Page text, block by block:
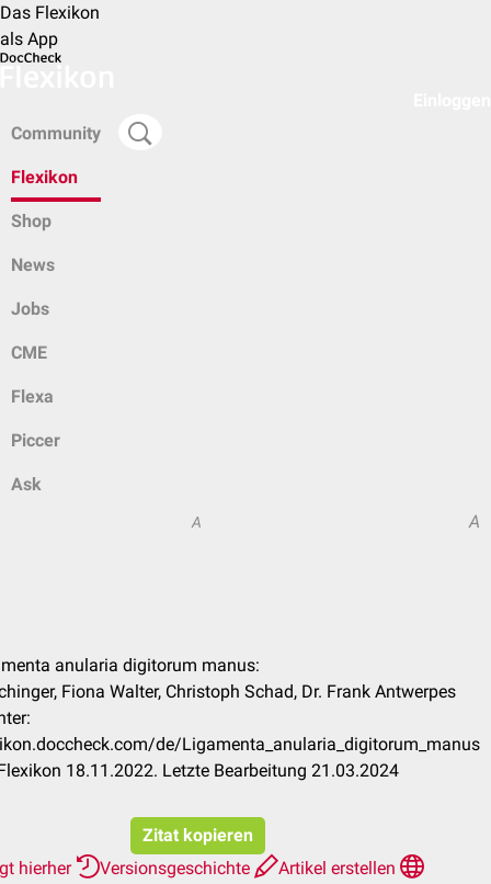
Das Flexikon
als App
Community
Flexikon
Shop
News
Jobs
CME
Flexa
Piccer
Ask
A A
anularia digitorum manus:
Fiona Walter, Christoph Schad, Dr. Frank Antwerpes
de/Ligamenta_anularia_digitorum_manus
18.11.2022. Letzte Bearbeitung 21.03.2024
Zitat kopieren
hierher
Versionsgeschichte Artikel erstellen